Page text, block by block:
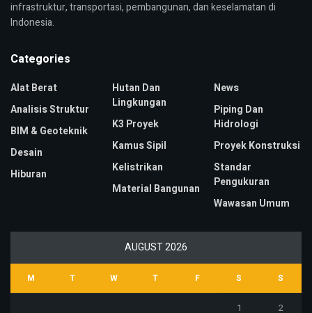
infrastruktur, transportasi, pembangunan, dan keselamatan di
Indonesia.
Categories
Alat Berat
Analisis Struktur
BIM & Geoteknik
Desain
Hiburan
Hutan Dan
Lingkungan
K3 Proyek
Kamus Sipil
Kelistrikan
Material Bangunan
News
Piping Dan
Hidrologi
Proyek Konstruksi
Standar
Pengukuran
Wawasan Umum
AUGUST 2026
M T W T F S S
1 2